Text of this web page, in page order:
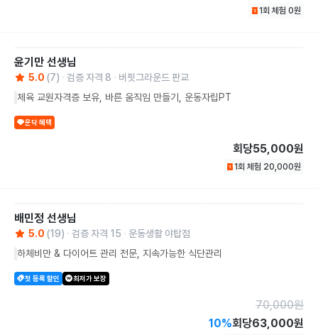
1회 체험 0원
윤기만 선생님
5.0 (7) 검증 자격 8
버핏그라운드 판교
체육 교원자격증 보유, 바른 움직임 만들기, 운동자립PT
운닥 혜택
회당55,000원
1회 체험 20,000원
배민정 선생님
5.0 (19) 검증 자격 15
운동생활 야탑점
하체비만 & 다이어트 관리 전문, 지속가능한 식단관리
첫 등록 할인 최저가 보장
70,000원
10%회당63,000원